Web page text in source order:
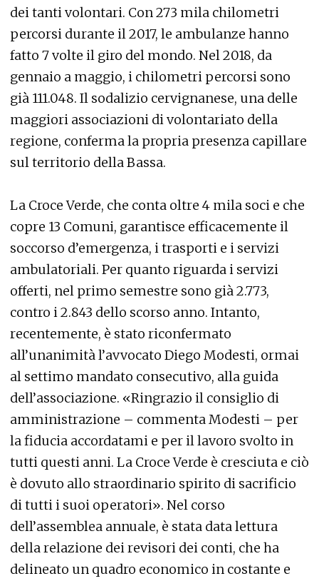
dei tanti volontari. Con 273 mila chilometri
percorsi durante il 2017, le ambulanze hanno
fatto 7 volte il giro del mondo. Nel 2018, da
gennaio a maggio, i chilometri percorsi sono
già 111.048. Il sodalizio cervignanese, una delle
maggiori associazioni di volontariato della
regione, conferma la propria presenza capillare
sul territorio della Bassa.
La Croce Verde, che conta oltre 4 mila soci e che
copre 13 Comuni, garantisce efficacemente il
soccorso d’emergenza, i trasporti e i servizi
ambulatoriali. Per quanto riguarda i servizi
offerti, nel primo semestre sono già 2.773,
contro i 2.843 dello scorso anno. Intanto,
recentemente, è stato riconfermato
all’unanimità l’avvocato Diego Modesti, ormai
al settimo mandato consecutivo, alla guida
dell’associazione. «Ringrazio il consiglio di
amministrazione – commenta Modesti – per
la fiducia accordatami e per il lavoro svolto in
tutti questi anni. La Croce Verde è cresciuta e ciò
è dovuto allo straordinario spirito di sacrificio
di tutti i suoi operatori». Nel corso
dell’assemblea annuale, è stata data lettura
della relazione dei revisori dei conti, che ha
delineato un quadro economico in costante e